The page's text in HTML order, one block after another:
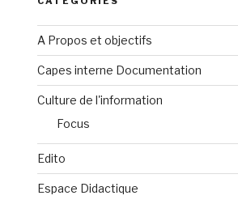
A Propos et objectifs
Capes interne Documentation
Culture de l'information
Focus
Edito
Espace Didactique